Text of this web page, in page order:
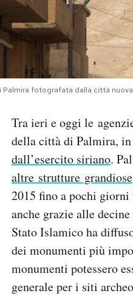
fotografata dalla città
Tra ieri e oggi le
della città di Palmira,
dall’esercito siriano.
altre strutture grandiose
2015 fino a pochi giorni
anche grazie alle
Stato Islamico ha
dei monumenti più
monumenti potessero
generale per i siti